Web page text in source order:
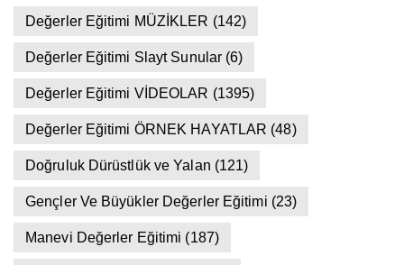
Değerler Eğitimi MÜZİKLER (142)
Değerler Eğitimi Slayt Sunular (6)
Değerler Eğitimi VİDEOLAR (1395)
Değerler Eğitimi ÖRNEK HAYATLAR (48)
Doğruluk Dürüstlük ve Yalan (121)
Gençler Ve Büyükler Değerler Eğitimi (23)
Manevi Değerler Eğitimi (187)